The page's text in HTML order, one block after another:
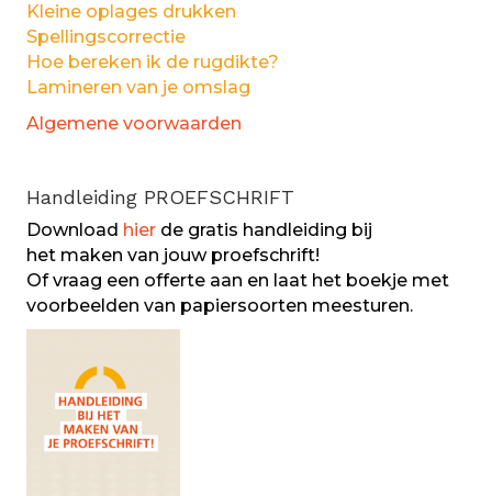
Kleine oplages drukken
Spellingscorrectie
Hoe bereken ik de rugdikte?
Lamineren van je omslag
Algemene voorwaarden
Handleiding PROEFSCHRIFT
Download hier de gratis handleiding bij
het maken van jouw proefschrift!
Of vraag een offerte aan en laat het boekje met
voorbeelden van papiersoorten meesturen.